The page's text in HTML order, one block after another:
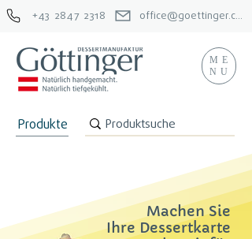
ME
NU
Produkte
+43 2847 2318 office@goettinger.com
Machen Sie
Ihre Dessertkarte